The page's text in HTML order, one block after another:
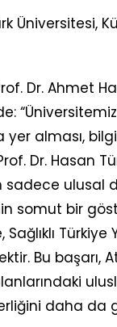
Üniversitesi,
Dr. Ahmet
alması,
Dr. Hasan
sadece
somut bir
Türkiye
Bu başarı,
daha da